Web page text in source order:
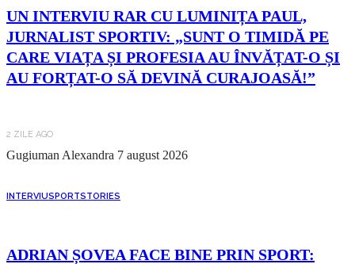
UN INTERVIU RAR CU LUMINIȚA PAUL,
JURNALIST SPORTIV: „SUNT O TIMIDĂ PE
CARE VIAȚA ȘI PROFESIA AU ÎNVĂȚAT-O ȘI
AU FORȚAT-O SĂ DEVINĂ CURAJOASĂ!”
2 ZILE AGO
Gugiuman Alexandra 7 august 2026
INTERVIUSPORTSTORIES
ADRIAN ȘOVEA FACE BINE PRIN SPORT: